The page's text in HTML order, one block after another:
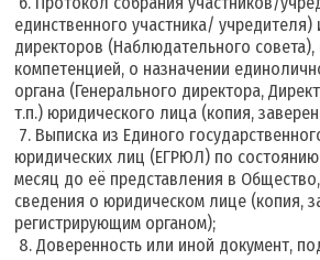
единственного участника/ учредителя)
директоров (Наблюдательного совета),
компетенцией, о назначении
органа (Генерального директора,
т.п.) юридического лица (копия,
7. Выписка из Единого
юридических лиц (ЕГРЮЛ) по состоянию
месяц до её представления в
сведения о юридическом лице (копия,
регистрирующим органом);
8. Доверенность или иной документ,